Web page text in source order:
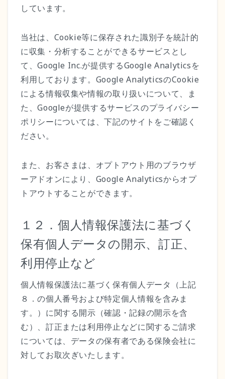
しています。
当社は、Cookie等に保存された識別子を統計的
に収集・分析することができるサービスとし
て、Google Inc.が提供するGoogle Analyticsを
利用しております。Google AnalyticsのCookie
による情報収集や情報の取り扱いについて、ま
た、Googleが提供するサービスのプライバシー
ポリシーについては、下記のサイトをご確認く
ださい。
また、お客さまは、オプトアウト用のブラウザ
ーアドオンにより、Google Analyticsからオプ
トアウトすることができます。
１２．個人情報保護法に基づく
保有個人データの開示、訂正、
利用停止など
個人情報保護法に基づく保有個人データ（上記
８．の個人番号および特定個人情報を含みま
す。）に関する開示（確認・記録の開示を含
む）、訂正または利用停止などに関するご請求
については、データの保有者である保険会社に
対してお取次ぎいたします。